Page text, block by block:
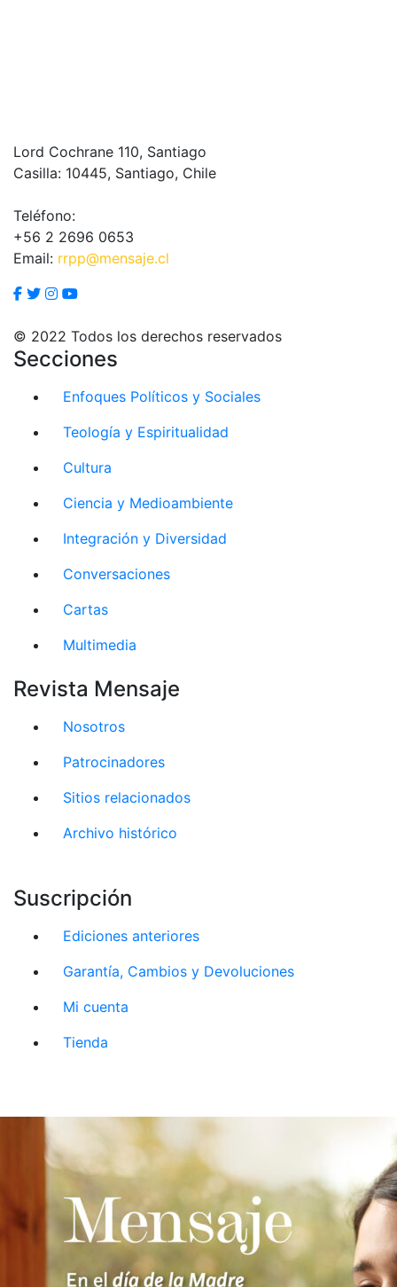
Lord Cochrane 110, Santiago
Casilla: 10445, Santiago, Chile
Teléfono:
+56 2 2696 0653
Email: rrpp@mensaje.cl
© 2022 Todos los derechos reservados
Secciones
Enfoques Políticos y Sociales
Teología y Espiritualidad
Cultura
Ciencia y Medioambiente
Integración y Diversidad
Conversaciones
Cartas
Multimedia
Revista Mensaje
Nosotros
Patrocinadores
Sitios relacionados
Archivo histórico
Suscripción
Ediciones anteriores
Garantía, Cambios y Devoluciones
Mi cuenta
Tienda